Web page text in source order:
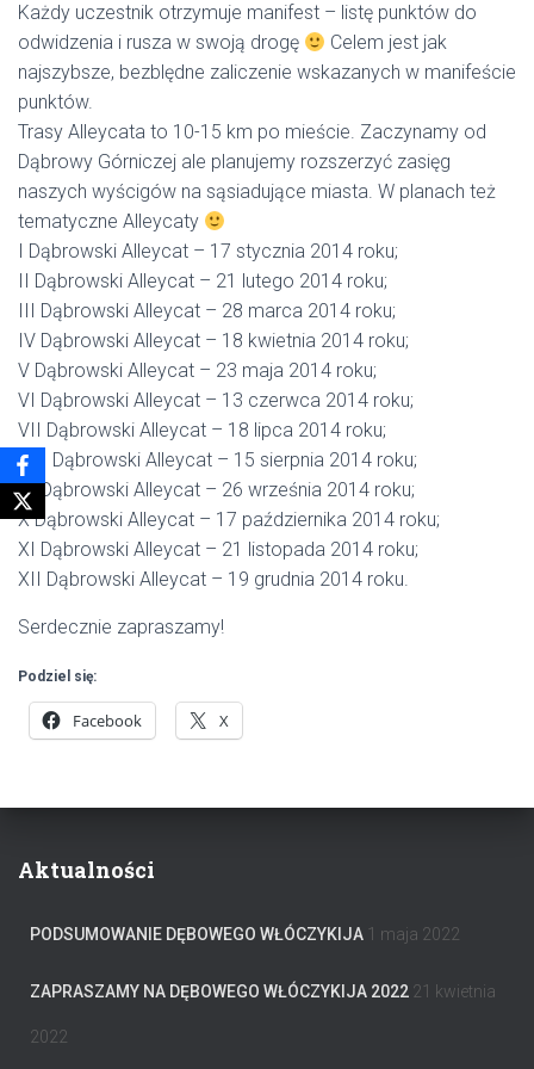
Każdy uczestnik otrzymuje manifest – listę punktów do
odwidzenia i rusza w swoją drogę
Celem jest jak
najszybsze, bezblędne zaliczenie wskazanych w manifeście
punktów.
Trasy Alleycata to 10-15 km po mieście. Zaczynamy od
Dąbrowy Górniczej ale planujemy rozszerzyć zasięg
naszych wyścigów na sąsiadujące miasta. W planach też
tematyczne Alleycaty
I Dąbrowski Alleycat – 17 stycznia 2014 roku;
II Dąbrowski Alleycat – 21 lutego 2014 roku;
III Dąbrowski Alleycat – 28 marca 2014 roku;
IV Dąbrowski Alleycat – 18 kwietnia 2014 roku;
V Dąbrowski Alleycat – 23 maja 2014 roku;
VI Dąbrowski Alleycat – 13 czerwca 2014 roku;
VII Dąbrowski Alleycat – 18 lipca 2014 roku;
VIII Dąbrowski Alleycat – 15 sierpnia 2014 roku;
IX Dąbrowski Alleycat – 26 września 2014 roku;
X Dąbrowski Alleycat – 17 października 2014 roku;
XI Dąbrowski Alleycat – 21 listopada 2014 roku;
XII Dąbrowski Alleycat – 19 grudnia 2014 roku.
Serdecznie zapraszamy!
Podziel się:
Facebook X
Aktualności
PODSUMOWANIE DĘBOWEGO WŁÓCZYKIJA 1 maja 2022
ZAPRASZAMY NA DĘBOWEGO WŁÓCZYKIJA 2022 21 kwietnia
2022